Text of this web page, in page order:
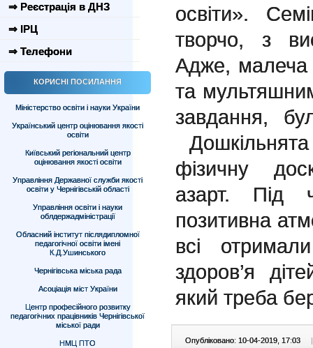
⇒ Реєстрація в ДНЗ
⇒ ІРЦ
⇒ Телефони
КОРИСНІ ПОСИЛАННЯ
Міністерство освіти і науки України
Український центр оцінювання якості
освіти
Київський регіональний центр
оцінювання якості освіти
Управління Державної служби якості
освіти у Чернігівській області
Управління освіти і науки
облдержадміністрації
Обласний інститут післядипломної
педагогічної освіти імені
К.Д.Ушинського
Чернігівська міська рада
Асоціація міст України
Центр професійного розвитку
педагогічних працівників Чернігівської
міської ради
НМЦ ПТО
освіти».
творчо, з
Адже, малеча
та
завдання,
фізичну
азарт. Під
позитивна
всі
здоров’я
який треба
Опубліковано: 10-04-2019, 17:03 |